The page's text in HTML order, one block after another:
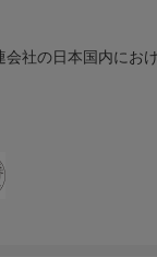
社の日本国内にお